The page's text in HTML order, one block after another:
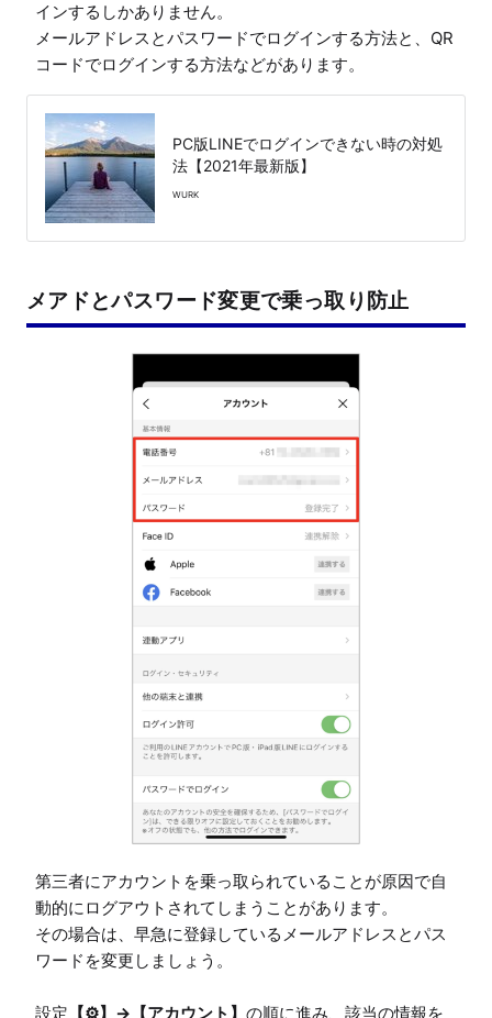
インするしかありません。
メールアドレスとパスワードでログインする方法と、QR
コードでログインする方法などがあります。
PC版LINEでログインできない時の対処
法【2021年最新版】
WURK
メアドとパスワード変更で乗っ取り防止
第三者にアカウントを乗っ取られていることが原因で自
動的にログアウトされてしまうことがあります。
その場合は、早急に登録しているメールアドレスとパス
ワードを変更しましょう。
設定 【⚙】→【アカウント】 の順に進み、該当の情報を